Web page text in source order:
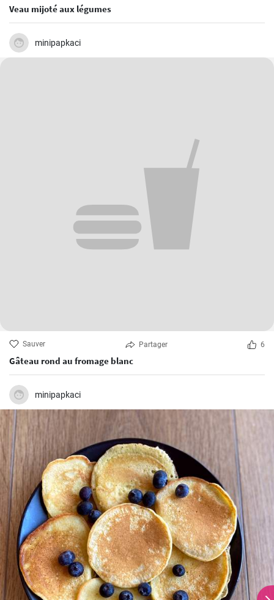
Veau mijoté aux légumes
minipapkaci
Sauver Partager 6
Gâteau rond au fromage blanc
minipapkaci